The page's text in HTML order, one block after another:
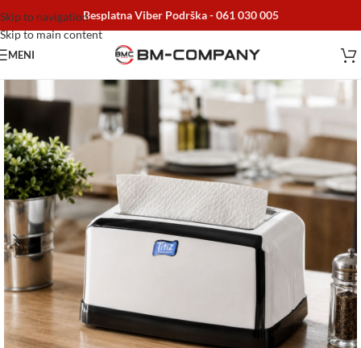
Skip to navigation
Skip to main content
Besplatna Viber Podrška -061 030 005
MENI